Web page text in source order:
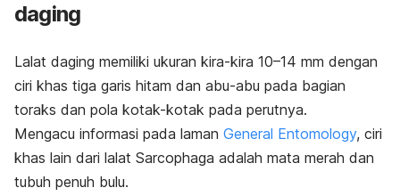
daging
Lalat daging memiliki ukuran kira-kira 10–14 mm dengan
ciri khas tiga garis hitam dan abu-abu pada bagian
toraks dan pola kotak-kotak pada perutnya.
Mengacu informasi pada laman General Entomology, ciri
khas lain dari lalat Sarcophaga adalah mata merah dan
tubuh penuh bulu.